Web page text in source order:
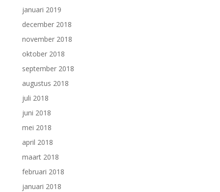
januari 2019
december 2018
november 2018
oktober 2018
september 2018
augustus 2018
juli 2018
juni 2018
mei 2018
april 2018
maart 2018
februari 2018
januari 2018